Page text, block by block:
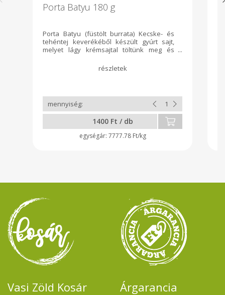
Porta Batyu 180 g
Porta Batyu (füstölt burrata) Kecske- és
tehéntej keverékéből készült gyúrt sajt,
melyet lágy krémsajtal töltünk meg és
1400 Ft / db
7777.78 Ft/kg
Vasi Zöld Kosár Árgarancia